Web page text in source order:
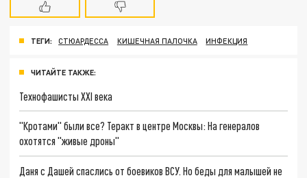
ТЕГИ: СТЮАРДЕССА КИШЕЧНАЯ ПАЛОЧКА ИНФЕКЦИЯ
ЧИТАЙТЕ ТАКЖЕ:
Технофашисты XXI века
"Кротами" были все? Теракт в центре Москвы: На генералов
охотятся "живые дроны"
Даня с Дашей спаслись от боевиков ВСУ. Но беды для малышей не